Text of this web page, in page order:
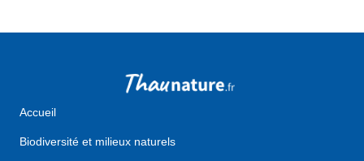
Accueil
Biodiversité et milieux naturels